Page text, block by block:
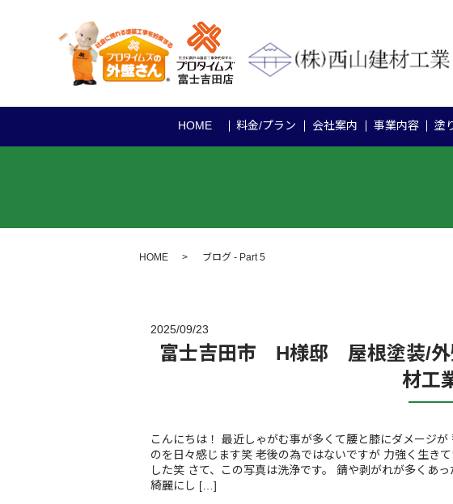
HOME 料金/プラン 会社案内 事業内容 塗
HOME ブログ - Part 5
2025/09/23
富士吉田市 H様邸 屋根塗装/外
材工
こんにちは！ 最近しゃがむ事が多くて腰と膝にダメージが
のを日々感じます笑 老後の為ではないですが 力強く生き
した笑 さて、この写真は洗浄です。 錆や剥がれが多くあ
綺麗にし […]